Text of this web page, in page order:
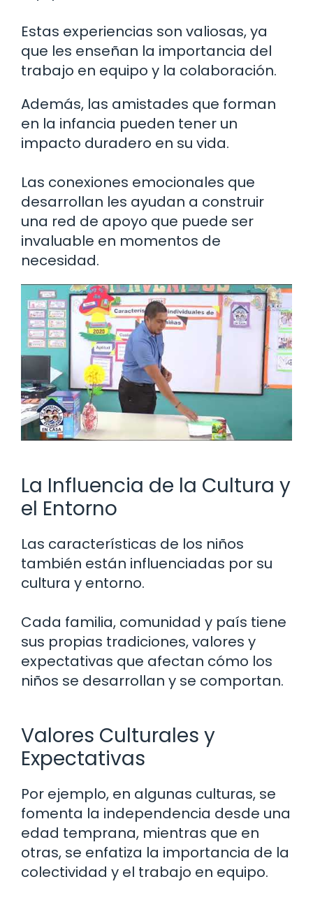
Estas experiencias son valiosas, ya
que les enseñan la importancia del
trabajo en equipo y la colaboración.
Además, las amistades que forman
en la infancia pueden tener un
impacto duradero en su vida.
Las conexiones emocionales que
desarrollan les ayudan a construir
una red de apoyo que puede ser
invaluable en momentos de
necesidad.
La Influencia de la Cultura y
el Entorno
Las características de los niños
también están influenciadas por su
cultura y entorno.
Cada familia, comunidad y país tiene
sus propias tradiciones, valores y
expectativas que afectan cómo los
niños se desarrollan y se comportan.
Valores Culturales y
Expectativas
Por ejemplo, en algunas culturas, se
fomenta la independencia desde una
edad temprana, mientras que en
otras, se enfatiza la importancia de la
colectividad y el trabajo en equipo.